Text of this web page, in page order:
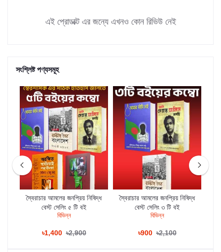
এই প্রোডাক্ট এর জন্যে এখনও কোন রিভিউ নেই
সংশ্লিষ্ট পণ্যসমূহ
স্বৈরাচার আমলের জনপ্রিয় নিষিদ্ধ
বেস্ট সেলিং ৫ টি বই
বিভিন্ন
৳1,400 ৳2,900
স্বৈরাচার আমলের জনপ্রিয় নিষিদ্ধ
বেস্ট সেলিং ৩ টি বই
বিভিন্ন
৳900 ৳2,100